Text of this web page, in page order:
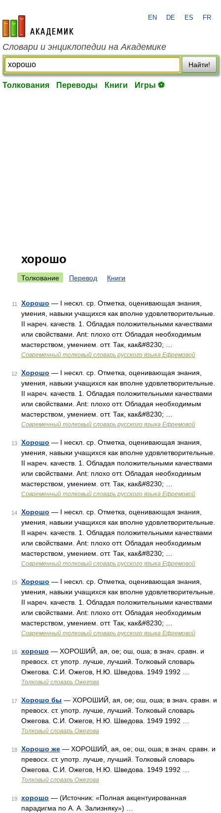
academic.ru
EN DE ES FR
Словари и энциклопедии на Академике
Найти!
Толкования Переводы Книги Игры ⚽
хорошо
Толкование Перевод Книги
11 Хорошо — I нескл. ср. Отметка, оценивающая знания,
умения, навыки учащихся как вполне удовлетворительные.
II нареч. качеств. 1. Обладая положительными качествами
или свойствами. Ant: плохо отт. Обладая необходимым
мастерством, умением. отт. Так, как&#8230; …
Современный толковый словарь русского языка Ефремовой
12 Хорошо — I нескл. ср. Отметка, оценивающая знания,
умения, навыки учащихся как вполне удовлетворительные.
II нареч. качеств. 1. Обладая положительными качествами
или свойствами. Ant: плохо отт. Обладая необходимым
мастерством, умением. отт. Так, как&#8230; …
Современный толковый словарь русского языка Ефремовой
13 Хорошо — I нескл. ср. Отметка, оценивающая знания,
умения, навыки учащихся как вполне удовлетворительные.
II нареч. качеств. 1. Обладая положительными качествами
или свойствами. Ant: плохо отт. Обладая необходимым
мастерством, умением. отт. Так, как&#8230; …
Современный толковый словарь русского языка Ефремовой
14 Хорошо — I нескл. ср. Отметка, оценивающая знания,
умения, навыки учащихся как вполне удовлетворительные.
II нареч. качеств. 1. Обладая положительными качествами
или свойствами. Ant: плохо отт. Обладая необходимым
мастерством, умением. отт. Так, как&#8230; …
Современный толковый словарь русского языка Ефремовой
15 Хорошо — I нескл. ср. Отметка, оценивающая знания,
умения, навыки учащихся как вполне удовлетворительные.
II нареч. качеств. 1. Обладая положительными качествами
или свойствами. Ant: плохо отт. Обладая необходимым
мастерством, умением. отт. Так, как&#8230; …
Современный толковый словарь русского языка Ефремовой
16 хорошо — ХОРОШИЙ, ая, ое; ош, оша; в знач. сравн. и
превосх. ст. употр. лучше, лучший. Толковый словарь
Ожегова. С.И. Ожегов, Н.Ю. Шведова. 1949 1992 …
Толковый словарь Ожегова
17 Хорошо бы — ХОРОШИЙ, ая, ое; ош, оша; в знач. сравн. и
превосх. ст. употр. лучше, лучший. Толковый словарь
Ожегова. С.И. Ожегов, Н.Ю. Шведова. 1949 1992 …
Толковый словарь Ожегова
18 Хорошо же — ХОРОШИЙ, ая, ое; ош, оша; в знач. сравн. и
превосх. ст. употр. лучше, лучший. Толковый словарь
Ожегова. С.И. Ожегов, Н.Ю. Шведова. 1949 1992 …
Толковый словарь Ожегова
19 хорошо — (Источник: «Полная акцентуированная
парадигма по А. А. Зализняку») …